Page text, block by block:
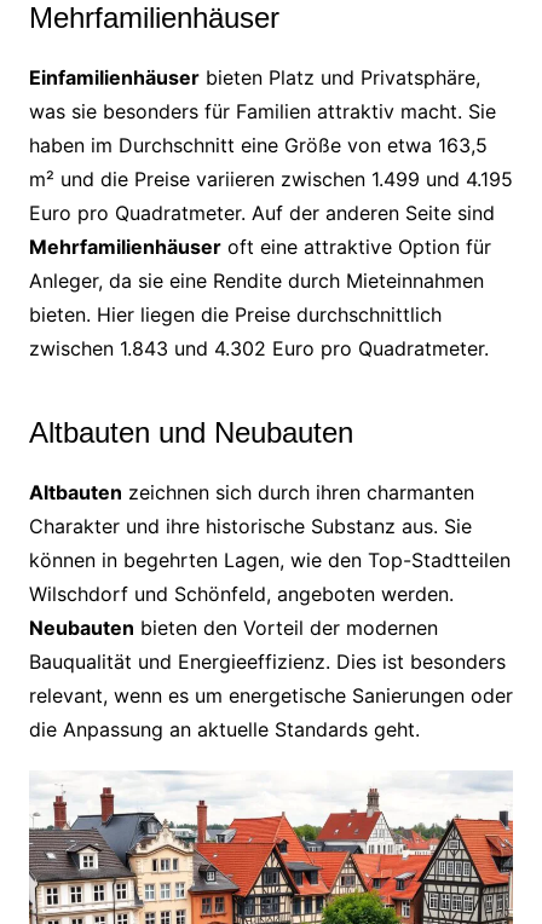
Mehrfamilienhäuser
Einfamilienhäuserbieten Platz und Privatsphäre,
was sie besonders für Familien attraktiv macht. Sie
haben im Durchschnitt eine Größe von etwa 163,5
m² und die Preise variieren zwischen 1.499 und 4.195
Euro pro Quadratmeter. Auf der anderen Seite sind
Mehrfamilienhäuseroft eine attraktive Option für
Anleger, da sie eine Rendite durch Mieteinnahmen
bieten. Hier liegen die Preise durchschnittlich
zwischen 1.843 und 4.302 Euro pro Quadratmeter.
Altbauten und Neubauten
Altbauten zeichnen sich durch ihren charmanten
Charakter und ihre historische Substanz aus. Sie
können in begehrten Lagen, wie den Top-Stadtteilen
Wilschdorf und Schönfeld, angeboten werden.
Neubauten bieten den Vorteil der modernen
Bauqualität und Energieeffizienz. Dies ist besonders
relevant, wenn es um energetische Sanierungen oder
die Anpassung an aktuelle Standards geht.